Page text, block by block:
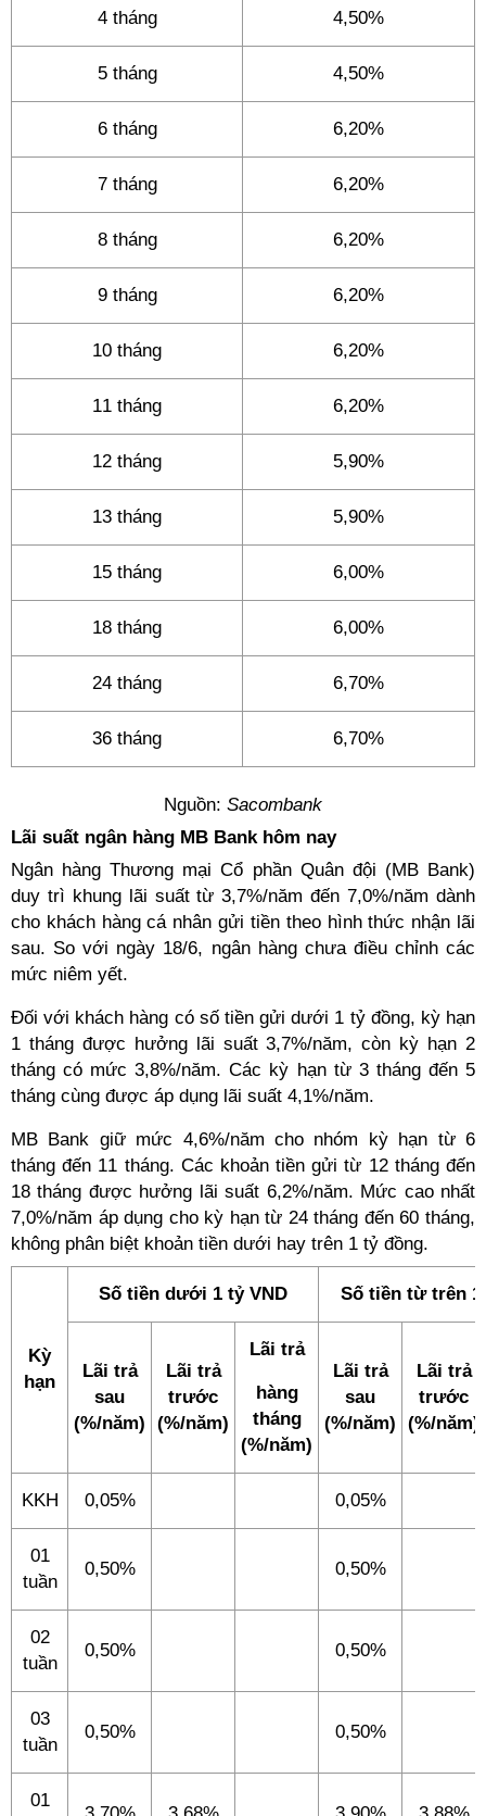
4 tháng 4,50%
5 tháng 4,50%
6 tháng 6,20%
7 tháng 6,20%
8 tháng 6,20%
9 tháng 6,20%
10 tháng 6,20%
11 tháng 6,20%
12 tháng 5,90%
13 tháng 5,90%
15 tháng 6,00%
18 tháng 6,00%
24 tháng 6,70%
36 tháng 6,70%
Nguồn: Sacombank
Lãi suất ngân hàng MB Bank hôm nay
Ngân hàng Thương mại Cổ phần Quân đội (MB Bank)
duy trì khung lãi suất từ 3,7%/năm đến 7,0%/năm dành
cho khách hàng cá nhân gửi tiền theo hình thức nhận lãi
sau. So với ngày 18/6, ngân hàng chưa điều chỉnh các
mức niêm yết.
Đối với khách hàng có số tiền gửi dưới 1 tỷ đồng, kỳ hạn
1 tháng được hưởng lãi suất 3,7%/năm, còn kỳ hạn 2
tháng có mức 3,8%/năm. Các kỳ hạn từ 3 tháng đến 5
tháng cùng được áp dụng lãi suất 4,1%/năm.
MB Bank giữ mức 4,6%/năm cho nhóm kỳ hạn từ 6
tháng đến 11 tháng. Các khoản tiền gửi từ 12 tháng đến
18 tháng được hưởng lãi suất 6,2%/năm. Mức cao nhất
7,0%/năm áp dụng cho kỳ hạn từ 24 tháng đến 60 tháng,
không phân biệt khoản tiền dưới hay trên 1 tỷ đồng.
Kỳ
hạn
Số tiền dưới 1 tỷ VND Số tiền từ trên 1
Lãi trả
sau
(%/năm)
Lãi trả
trước
(%/năm)
Lãi trả
hàng
tháng
(%/năm)
Lãi trả
sau
(%/năm)
Lãi trả
trước
(%/năm)
KKH 0,05% 0,05%
01
tuần
0,50% 0,50%
02
tuần
0,50% 0,50%
03
tuần
0,50% 0,50%
01